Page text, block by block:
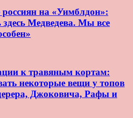
россиян на «Уимблдон»:
здесь Медведева. Мы все
к травяным кортам:
некоторые вещи у топов
Джоковича, Рафы и